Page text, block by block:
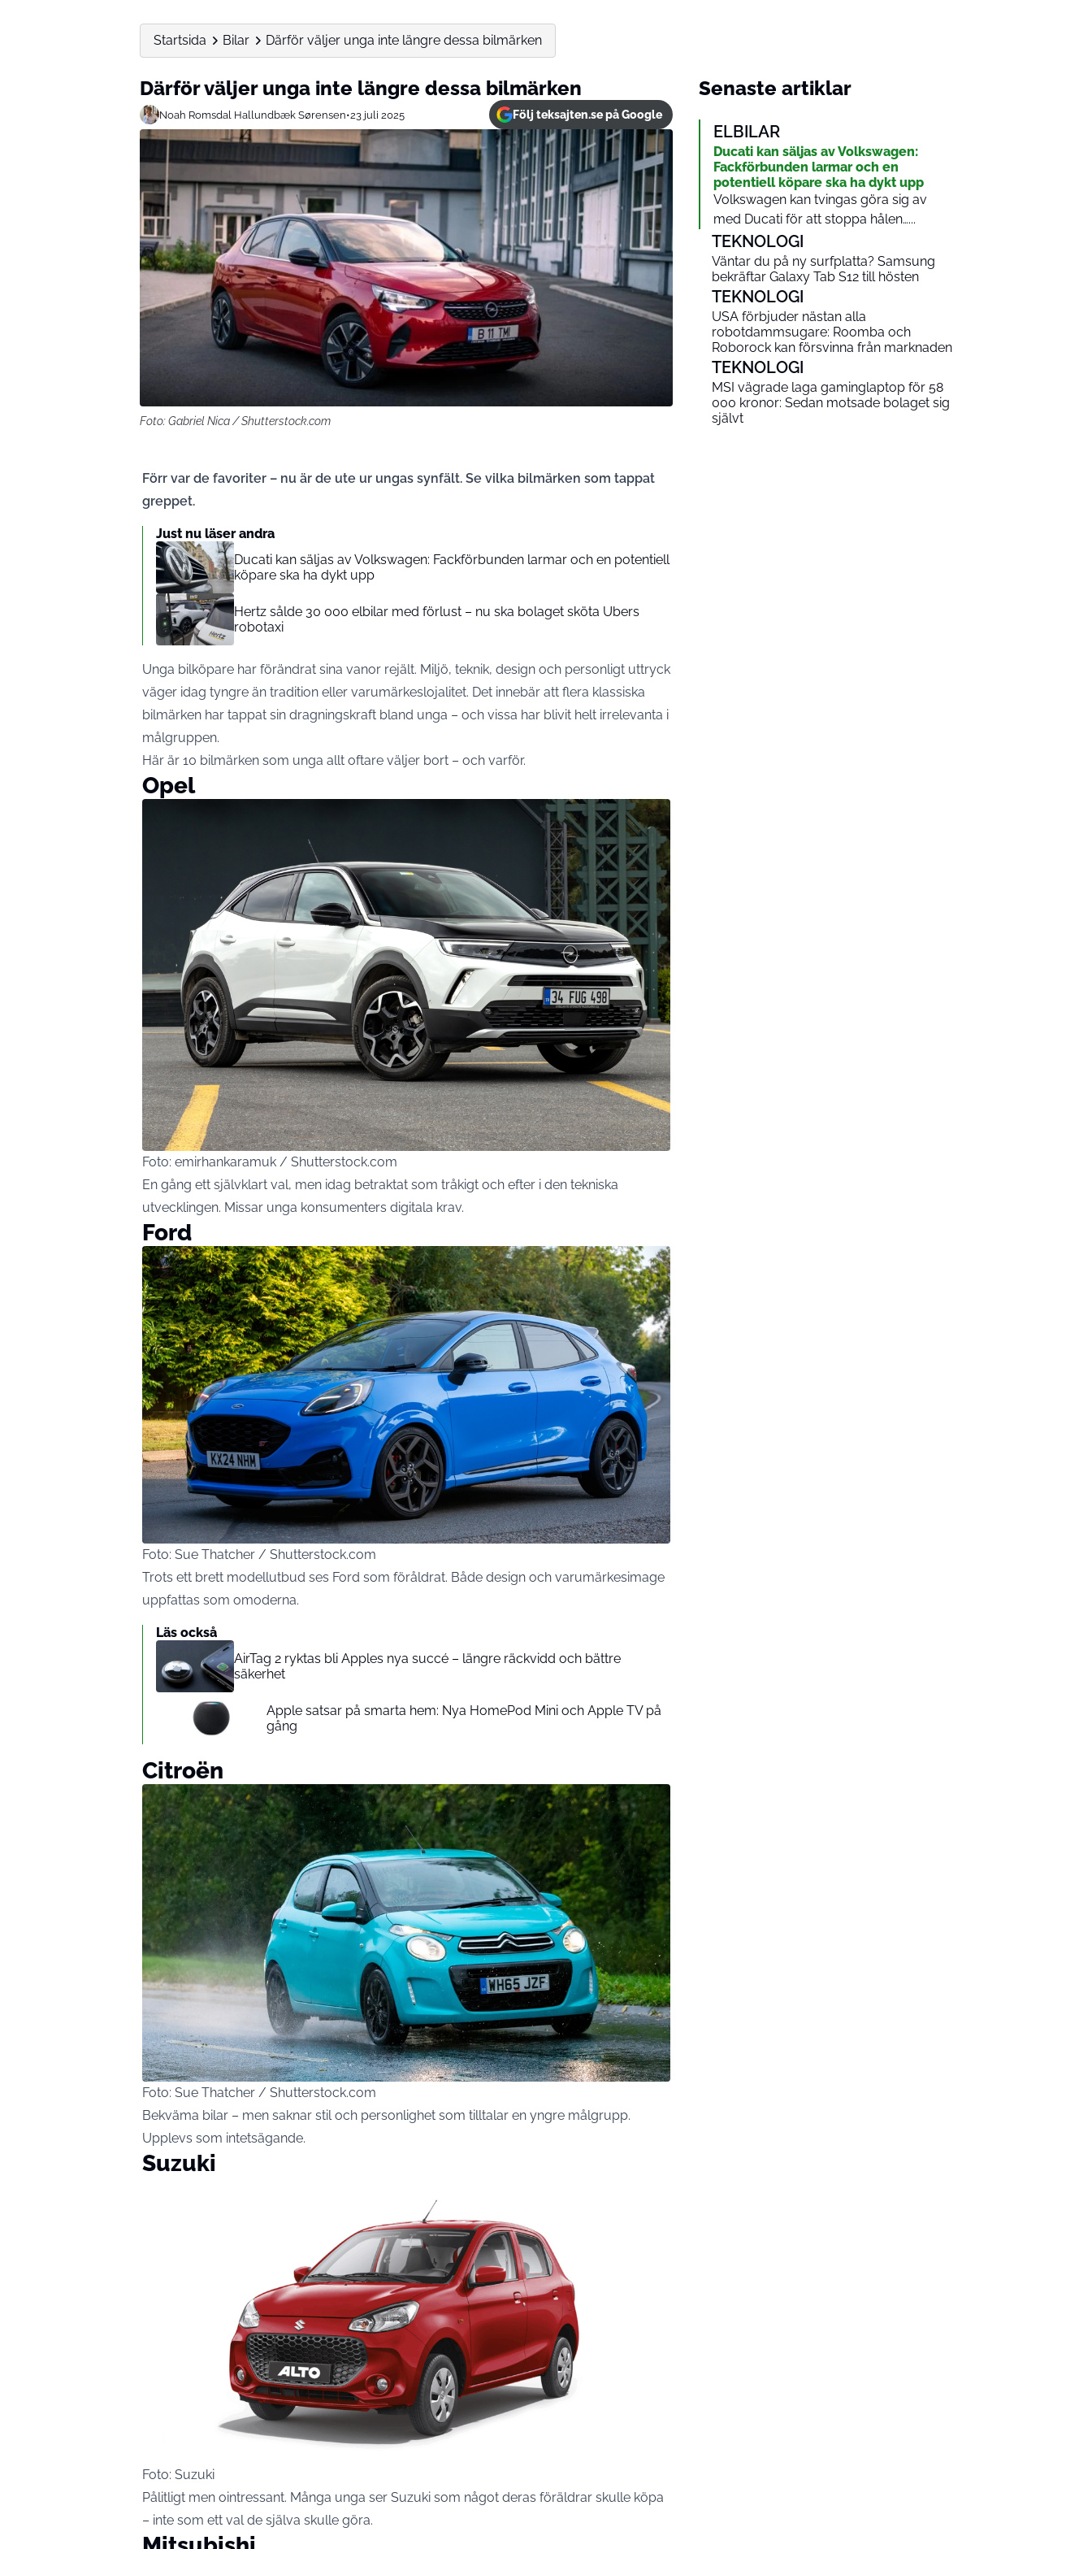
Startsida Bilar Därför väljer unga inte längre dessa bilmärken
Därför väljer unga inte längre dessa bilmärken
Noah Romsdal Hallundbæk Sørensen•23 juli 2025 Följ teksajten.se på Google
Foto: Gabriel Nica / Shutterstock.com
Förr var de favoriter – nu är de ute ur ungas synfält. Se vilka bilmärken som tappat
greppet.
Just nu läser andra
Ducati kan säljas av Volkswagen: Fackförbunden larmar och en potentiell
köpare ska ha dykt upp
Hertz sålde 30 000 elbilar med förlust – nu ska bolaget sköta Ubers
robotaxi
Unga bilköpare har förändrat sina vanor rejält. Miljö, teknik, design och personligt uttryck
väger idag tyngre än tradition eller varumärkeslojalitet. Det innebär att flera klassiska
bilmärken har tappat sin dragningskraft bland unga – och vissa har blivit helt irrelevanta i
målgruppen.
Här är 10 bilmärken som unga allt oftare väljer bort – och varför.
Opel
Foto: emirhankaramuk / Shutterstock.com
En gång ett självklart val, men idag betraktat som tråkigt och efter i den tekniska
utvecklingen. Missar unga konsumenters digitala krav.
Ford
Foto: Sue Thatcher / Shutterstock.com
Trots ett brett modellutbud ses Ford som föråldrat. Både design och varumärkesimage
uppfattas som omoderna.
Läs också
AirTag 2 ryktas bli Apples nya succé – längre räckvidd och bättre
säkerhet
Apple satsar på smarta hem: Nya HomePod Mini och Apple TV på
gång
Citroën
Foto: Sue Thatcher / Shutterstock.com
Bekväma bilar – men saknar stil och personlighet som tilltalar en yngre målgrupp.
Upplevs som intetsägande.
Suzuki
Foto: Suzuki
Pålitligt men ointressant. Många unga ser Suzuki som något deras föräldrar skulle köpa
– inte som ett val de själva skulle göra.
Senaste artiklar
ELBILAR
Ducati kan säljas av Volkswagen:
Fackförbunden larmar och en
potentiell köpare ska ha dykt upp
Volkswagen kan tvingas göra sig av
med Ducati för att stoppa hålen…...
TEKNOLOGI
Väntar du på ny surfplatta? Samsung
bekräftar Galaxy Tab S12 till hösten
TEKNOLOGI
USA förbjuder nästan alla
robotdammsugare: Roomba och
Roborock kan försvinna från marknaden
TEKNOLOGI
MSI vägrade laga gaminglaptop för 58
000 kronor: Sedan motsade bolaget sig
självt